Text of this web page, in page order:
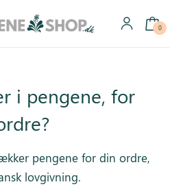
0
i pengene, for
pengene for din ordre,
lovgivning.